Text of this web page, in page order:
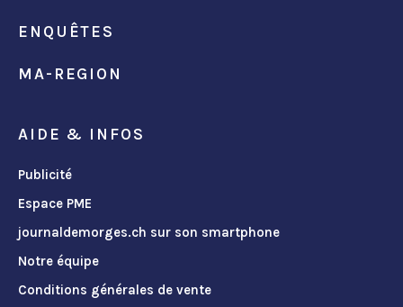
ENQUÊTES
MA-REGION
AIDE & INFOS
Publicité
Espace PME
journaldemorges.ch sur son smartphone
Notre équipe
Conditions générales de vente